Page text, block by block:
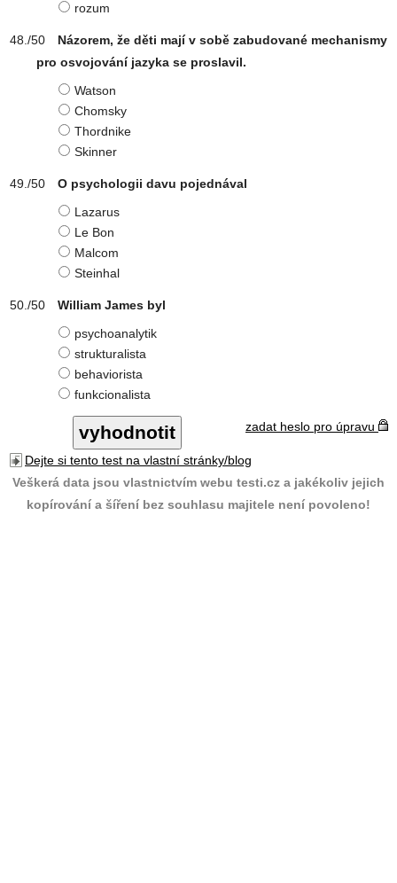
rozum
Názorem, že děti mají v sobě zabudované mechanismy
pro osvojování jazyka se proslavil.
Watson
Chomsky
Thordnike
Skinner
O psychologii davu pojednával
Lazarus
Le Bon
Malcom
Steinhal
William James byl
psychoanalytik
strukturalista
behaviorista
funkcionalista
zadat heslo pro úpravu
Dejte si tento test na vlastní stránky/blog
Veškerá data jsou vlastnictvím webu testi.cz a jakékoliv jejich
kopírování a šíření bez souhlasu majitele není povoleno!